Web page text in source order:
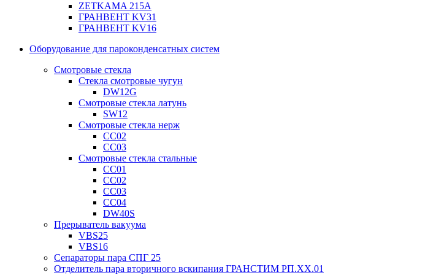
ZETKAMA 215A
ГРАНВЕНТ KV31
ГРАНВЕНТ KV16
Оборудование для пароконденсатных систем
Смотровые стекла
Стекла смотровые чугун
DW12G
Смотровые стекла латунь
SW12
Смотровые стекла нерж
СС02
СС03
Смотровые стекла стальные
СС01
СС02
СС03
СС04
DW40S
Прерыватель вакуума
VBS25
VBS16
Сепараторы пара СПГ 25
Отделитель пара вторичного вскипания ГРАНСТИМ РП.XX.01